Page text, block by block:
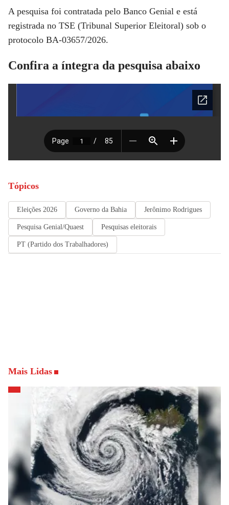
A pesquisa foi contratada pelo Banco Genial e está
registrada no TSE (Tribunal Superior Eleitoral) sob o
protocolo BA-03657/2026.
Confira a íntegra da pesquisa abaixo
Tópicos
Eleições 2026 Governo da Bahia Jerônimo Rodrigues
Pesquisa Genial/Quaest Pesquisas eleitorais
PT (Partido dos Trabalhadores)
Mais Lidas